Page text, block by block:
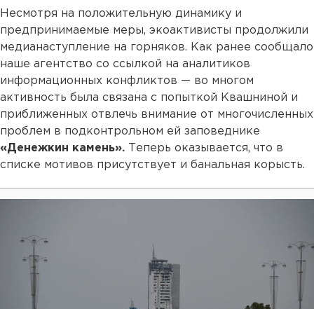
Несмотря на положительную динамику и
предпринимаемые меры, экоактивисты продолжили
медианаступление на горняков. Как ранее сообщало
наше агентство со ссылкой на аналитиков
информационных конфликтов — во многом
активность была связана с попыткой Квашниной и
приближенных отвлечь внимание от многочисленных
проблем в подконтрольном ей заповеднике
«Денежкин камень». Теперь оказывается, что в
списке мотивов присутствует и банальная корысть.